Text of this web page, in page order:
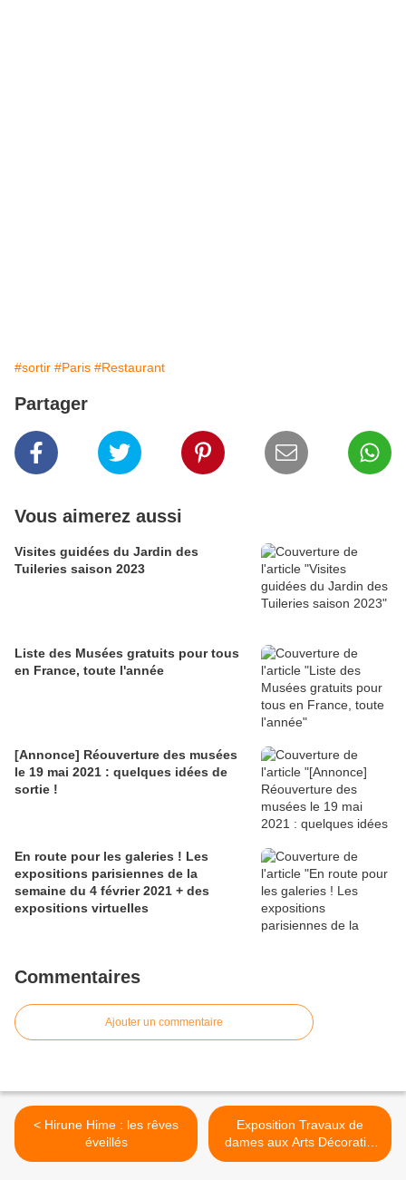
#sortir #Paris #Restaurant
Partager
Vous aimerez aussi
Visites guidées du Jardin des
Tuileries saison 2023
Liste des Musées gratuits pour tous
en France, toute l'année
[Annonce] Réouverture des musées
le 19 mai 2021 : quelques idées de
sortie !
En route pour les galeries ! Les
expositions parisiennes de la
semaine du 4 février 2021 + des
expositions virtuelles
Commentaires
Ajouter un commentaire
< Hirune Hime : les rêves
éveillés
Exposition Travaux de
dames aux Arts Décoratifs
>